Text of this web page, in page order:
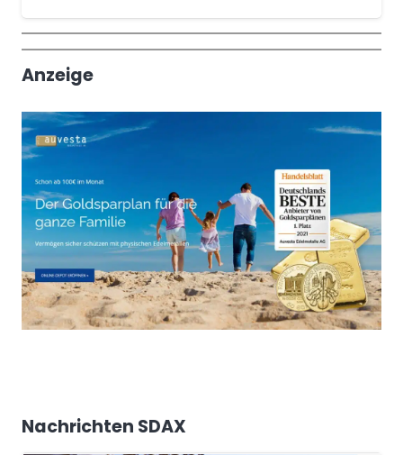
Wochenrückblick
Trendthemen
Anzeige
Nachrichten SDAX